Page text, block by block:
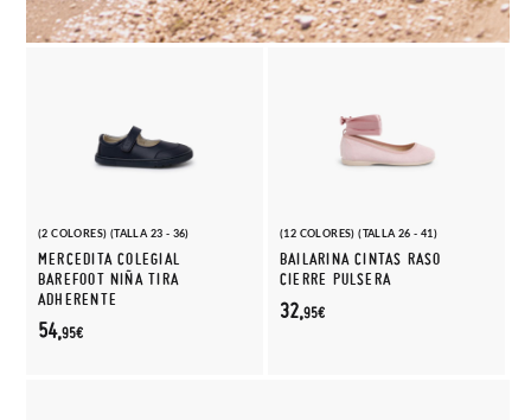
(2 COLORES) (TALLA 23 - 36)
MERCEDITA COLEGIAL
BAREFOOT NIÑA TIRA
ADHERENTE
54,95€
(12 COLORES) (TALLA 26 - 41)
BAILARINA CINTAS RASO
CIERRE PULSERA
32,95€